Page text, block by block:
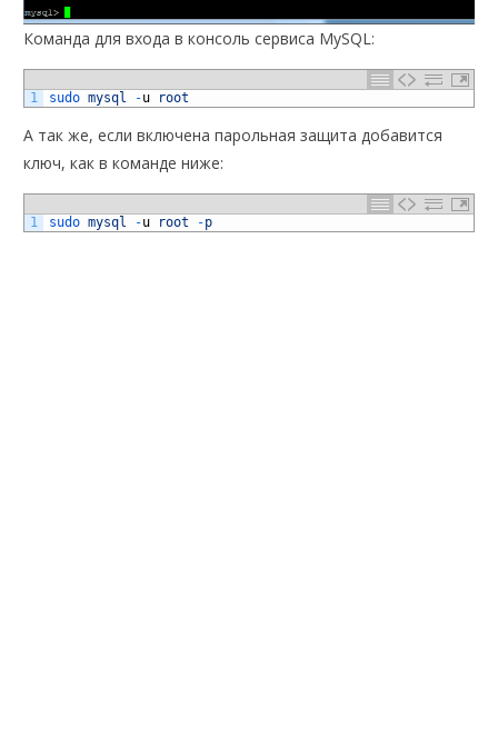
Команда для входа в консоль сервиса MySQL:
1 sudo mysql -u root
А так же, если включена парольная защита добавится
ключ, как в команде ниже:
1 sudo mysql -u root -p